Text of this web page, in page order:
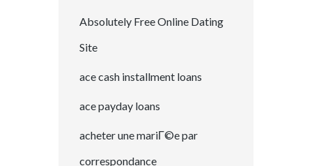
Absolutely Free Online Dating
Site
ace cash installment loans
ace payday loans
acheter une mariГ©e par
correspondance